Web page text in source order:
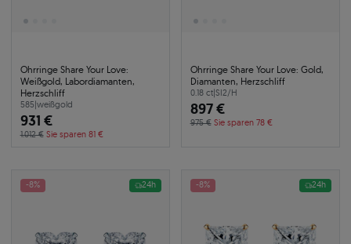
Ohrringe Share Your Love:
Weißgold, Labordiamanten,
Herzschliff
585|weißgold
931 €
1.012 € Sie sparen 81 €
Ohrringe Share Your Love: Gold,
Diamanten, Herzschliff
0.18 ct|SI2/H
897 €
975 € Sie sparen 78 €
-8% 24h -8% 24h